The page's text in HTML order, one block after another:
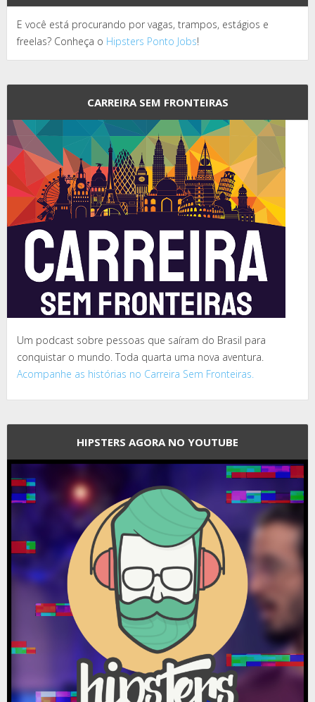
E você está procurando por vagas, trampos, estágios e
freelas? Conheça o Hipsters Ponto Jobs!
CARREIRA SEM FRONTEIRAS
Um podcast sobre pessoas que saíram do Brasil para
conquistar o mundo. Toda quarta uma nova aventura.
Acompanhe as histórias no Carreira Sem Fronteiras.
HIPSTERS AGORA NO YOUTUBE